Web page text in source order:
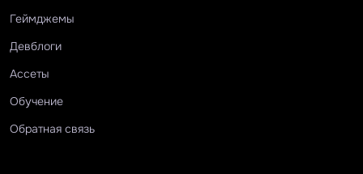
Геймджемы
Девблоги
Ассеты
Обучение
Обратная связь